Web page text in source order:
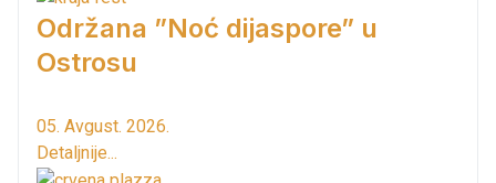
Održana ”Noć dijaspore” u
Ostrosu
05. Avgust. 2026.
Detaljnije...